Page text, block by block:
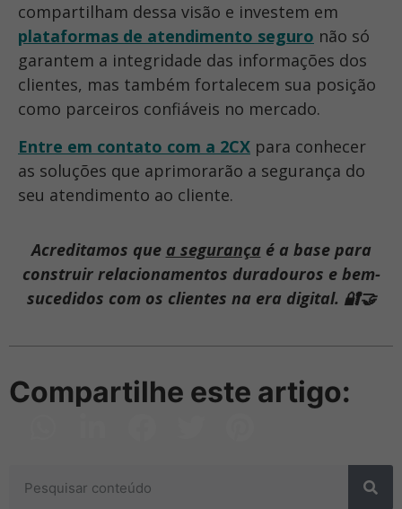
compartilham dessa visão e investem em
plataformas de atendimento seguro não só
garantem a integridade das informações dos
clientes, mas também fortalecem sua posição
como parceiros confiáveis no mercado.
Entre em contato com a 2CX para conhecer
as soluções que aprimorarão a segurança do
seu atendimento ao cliente.
Acreditamos que a segurança é a base para
construir relacionamentos duradouros e bem-
sucedidos com os clientes na era digital. 🔐🤝
Compartilhe este artigo: